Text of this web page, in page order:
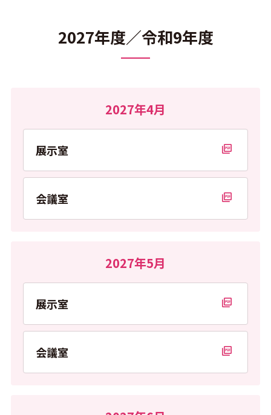
2027年度／令和9年度
2027年4月
展示室
PDFを開く
会議室
PDFを開く
2027年5月
展示室
PDFを開く
会議室
PDFを開く